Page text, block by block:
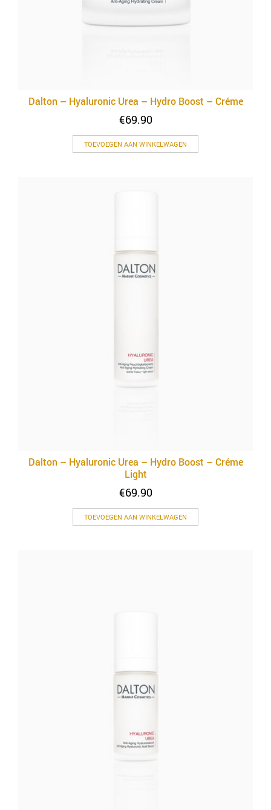
Dalton – Hyaluronic Urea – Hydro Boost – Créme
€69.90
TOEVOEGEN AAN WINKELWAGEN
Dalton – Hyaluronic Urea – Hydro Boost – Créme
Light
€69.90
TOEVOEGEN AAN WINKELWAGEN